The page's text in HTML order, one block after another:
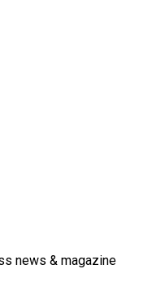
news & magazine